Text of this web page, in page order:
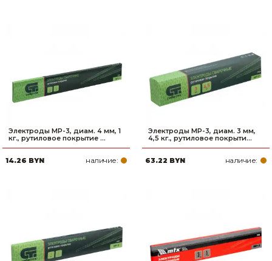
Электроды MP-3, диам. 4 мм, 1
кг., рутиловое покрытие ...
14.26 BYN наличие:
Электроды MP-3, диам. 3 мм,
4,5 кг., рутиловое покрыти...
63.22 BYN наличие: